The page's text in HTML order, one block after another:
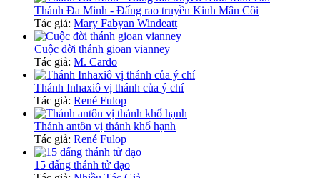
Thánh Đa Minh - Đấng rao truyền Kinh Mân Côi
Tác giả: Mary Fabyan Windeatt
Cuộc đời thánh gioan vianney
Tác giả: M. Cardo
Thánh Inhaxiô vị thánh của ý chí
Tác giả: René Fulop
Thánh antôn vị thánh khổ hạnh
Tác giả: René Fulop
15 đấng thánh tử đạo